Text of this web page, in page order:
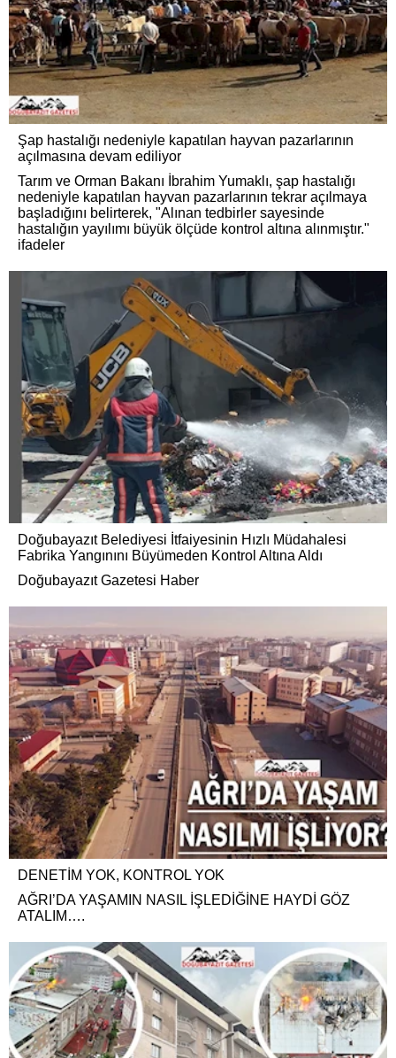
Şap hastalığı nedeniyle kapatılan hayvan pazarlarının
açılmasına devam ediliyor
Tarım ve Orman Bakanı İbrahim Yumaklı, şap hastalığı
nedeniyle kapatılan hayvan pazarlarının tekrar açılmaya
başladığını belirterek, "Alınan tedbirler sayesinde
hastalığın yayılımı büyük ölçüde kontrol altına alınmıştır."
ifadeler
Doğubayazıt Belediyesi İtfaiyesinin Hızlı Müdahalesi
Fabrika Yangınını Büyümeden Kontrol Altına Aldı
Doğubayazıt Gazetesi Haber
DENETİM YOK, KONTROL YOK
AĞRI’DA YAŞAMIN NASIL İŞLEDİĞİNE HAYDİ GÖZ
ATALIM….